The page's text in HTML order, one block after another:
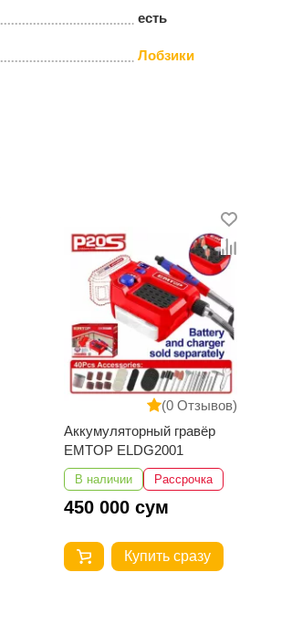
есть
Лобзики
(0 Отзывов)
Аккумуляторный гравёр
EMTOP ELDG2001
В наличии Рассрочка
450 000 сум
Купить сразу